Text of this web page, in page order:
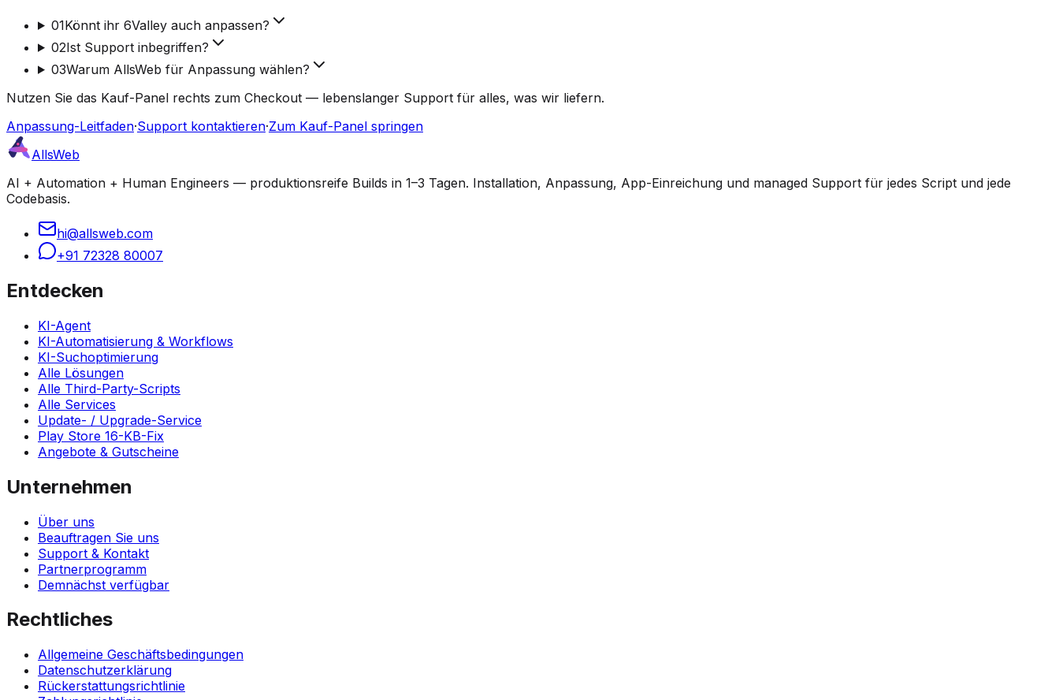
01Könnt ihr 6Valley auch anpassen?
02Ist Support inbegriffen?
03Warum AllsWeb für Anpassung wählen?
Nutzen Sie das Kauf-Panel rechts zum Checkout — lebenslanger Support für alles, was wir liefern.
Anpassung-Leitfaden·Support kontaktieren·Zum Kauf-Panel springen
AllsWeb
AI + Automation + Human Engineers — produktionsreife Builds in 1–3 Tagen. Installation, Anpassung, App-Einreichung und managed Support für jedes Script und jede
Codebasis.
hi@allsweb.com
+91 72328 80007
Entdecken
KI-Agent
KI-Automatisierung & Workflows
KI-Suchoptimierung
Alle Lösungen
Alle Third-Party-Scripts
Alle Services
Update- / Upgrade-Service
Play Store 16-KB-Fix
Angebote & Gutscheine
Unternehmen
Über uns
Beauftragen Sie uns
Support & Kontakt
Partnerprogramm
Demnächst verfügbar
Rechtliches
Allgemeine Geschäftsbedingungen
Datenschutzerklärung
Rückerstattungsrichtlinie